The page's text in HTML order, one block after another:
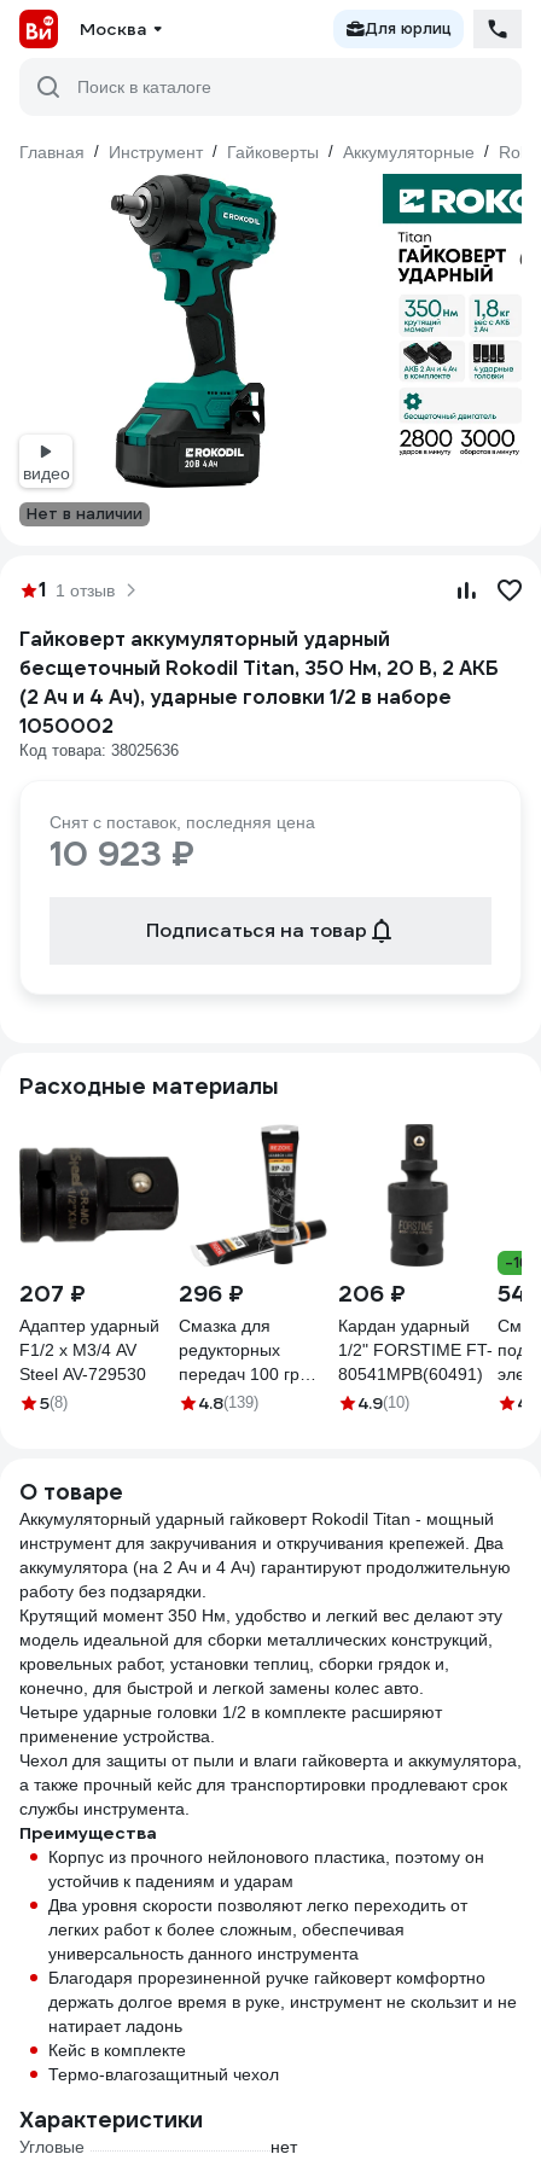
Москва Для юрлиц
Поиск в каталоге
Главная / Инструмент / Гайковерты / Аккумуляторные /
видео
Нет в наличии
1 1 отзыв
Гайковерт аккумуляторный ударный
бесщеточный Rokodil Titan, 350 Нм, 20 В, 2 АКБ
(2 Ач и 4 Ач), ударные головки 1/2 в наборе
1050002
Код товара: 38025636
Снят с поставок, последняя цена
10 923 ₽
Подписаться на товар
Расходные материалы
207 ₽
Адаптер ударный
F1/2 x M3/4 AV
Steel AV-729530
5(8)
296 ₽
Смазка для
редукторных
передач 100 гр
REZOIL
4.8(139)
206 ₽
Кардан ударный
1/2" FORSTIME FT-
80541MPB(60491)
4.9(10)
-
2004.8
О товаре
Аккумуляторный ударный гайковерт Rokodil Titan - мощный
инструмент для закручивания и откручивания крепежей. Два
аккумулятора (на 2 Ач и 4 Ач) гарантируют продолжительную
работу без подзарядки.
Крутящий момент 350 Нм, удобство и легкий вес делают эту
модель идеальной для сборки металлических конструкций,
кровельных работ, установки теплиц, сборки грядок и,
конечно, для быстрой и легкой замены колес авто.
Четыре ударные головки 1/2 в комплекте расширяют
применение устройства.
Чехол для защиты от пыли и влаги гайковерта и аккумулятора,
а также прочный кейс для транспортировки продлевают срок
службы инструмента.
Преимущества
Корпус из прочного нейлонового пластика, поэтому он
устойчив к падениям и ударам
Два уровня скорости позволяют легко переходить от
легких работ к более сложным, обеспечивая
универсальность данного инструмента
Благодаря прорезиненной ручке гайковерт комфортно
держать долгое время в руке, инструмент не скользит и не
натирает ладонь
Кейс в комплекте
Термо-влагозащитный чехол
Характеристики
Угловые нет